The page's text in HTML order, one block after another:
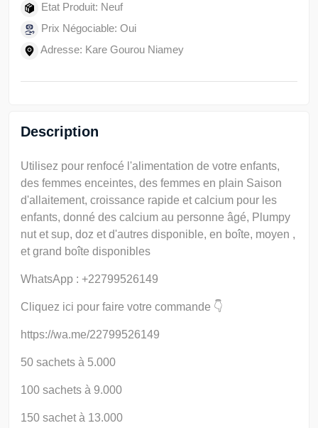
Etat Produit: Neuf
Prix Négociable: Oui
Adresse: Kare Gourou Niamey
Description
Utilisez pour renfocé l'alimentation de votre enfants,
des femmes enceintes, des femmes en plain Saison
d'allaitement, croissance rapide et calcium pour les
enfants, donné des calcium au personne âgé, Plumpy
nut et sup, doz et d'autres disponible, en boîte, moyen ,
et grand boîte disponibles
WhatsApp : +22799526149
Cliquez ici pour faire votre commande 👇
https://wa.me/22799526149
50 sachets à 5.000
100 sachets à 9.000
150 sachet à 13.000